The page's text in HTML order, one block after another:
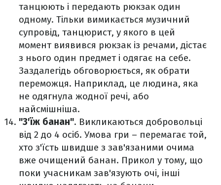
танцюють і передають рюкзак один
одному. Тільки вимикається музичний
супровід, танцюрист, у якого в цей
момент виявився рюкзак із речами, дістає
з нього один предмет і одягає на себе.
Заздалегідь обговорюється, як обрати
переможця. Наприклад, це людина, яка
не одягнула жодної речі, або
найсмішніша.
"З'їж банан". Викликаються добровольці
від 2 до 4 осіб. Умова гри – перемагає той,
хто з'їсть швидше з зав'язаними очима
вже очищений банан. Прикол у тому, що
поки учасникам зав'язують очі, інші